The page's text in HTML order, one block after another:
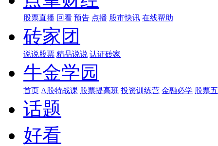
股票直播 回看 预告 点播 股市快讯 在线帮助
砖家团
说说股票 精品说说 认证砖家
牛金学园
首页 A股特战课 股票提高班 投资训练营 金融必学 股票
话题
好看